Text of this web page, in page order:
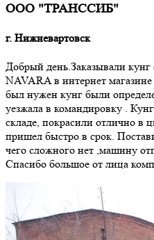
ООО "ТРАНССИБ"
г. Нижневартовск
Добрый день.Заказывали кунг
NAVARA в интернет
был нужен кунг были
уезжала в командировку .
складе, покрасили отлично в
пришел быстро в срок.
чего сложного нет ,машину
Спасибо большое от лица